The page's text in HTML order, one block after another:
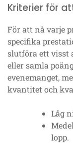
Kriterier för
För att nå varje
specifika
slutföra ett visst
eller samla
evenemanget,
kvantitet och
Låg
lopp.